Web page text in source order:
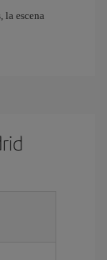
la escena